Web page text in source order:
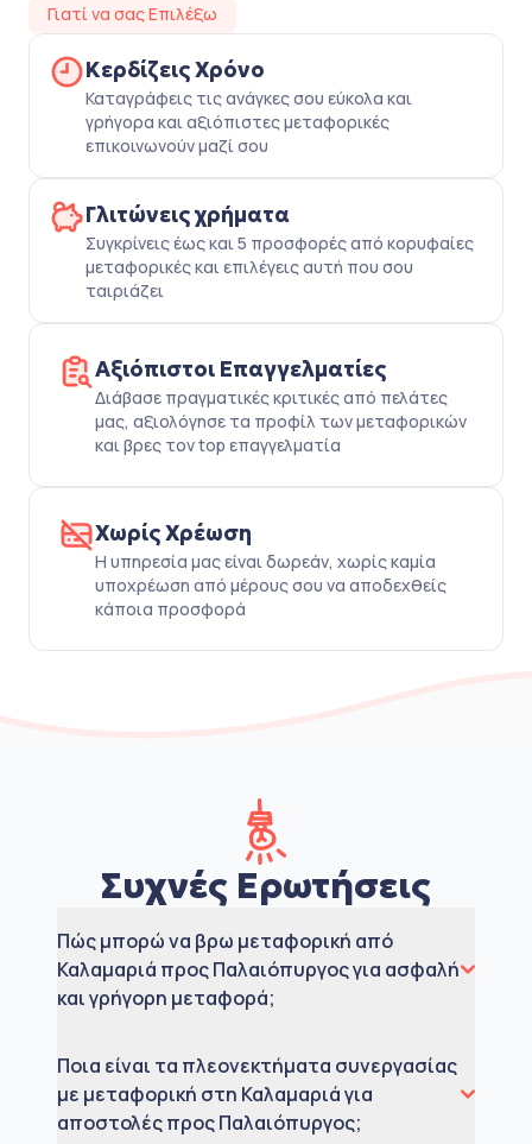
Γιατί να σας Επιλέξω
Κερδίζεις Χρόνο
Καταγράφεις τις ανάγκες σου εύκολα και
γρήγορα και αξιόπιστες μεταφορικές
επικοινωνούν μαζί σου
Γλιτώνεις χρήματα
Συγκρίνεις έως και 5 προσφορές από κορυφαίες
μεταφορικές και επιλέγεις αυτή που σου
ταιριάζει
Αξιόπιστοι Επαγγελματίες
Διάβασε πραγματικές κριτικές από πελάτες
μας, αξιολόγησε τα προφίλ των μεταφορικών
και βρες τον top επαγγελματία
Χωρίς Χρέωση
Η υπηρεσία μας είναι δωρεάν, χωρίς καμία
υποχρέωση από μέρους σου να αποδεχθείς
κάποια προσφορά
Συχνές Ερωτήσεις
Πώς μπορώ να βρω μεταφορική από
Καλαμαριά προς Παλαιόπυργος για ασφαλή
και γρήγορη μεταφορά;
Ποια είναι τα πλεονεκτήματα συνεργασίας
με μεταφορική στη Καλαμαριά για
αποστολές προς Παλαιόπυργος;